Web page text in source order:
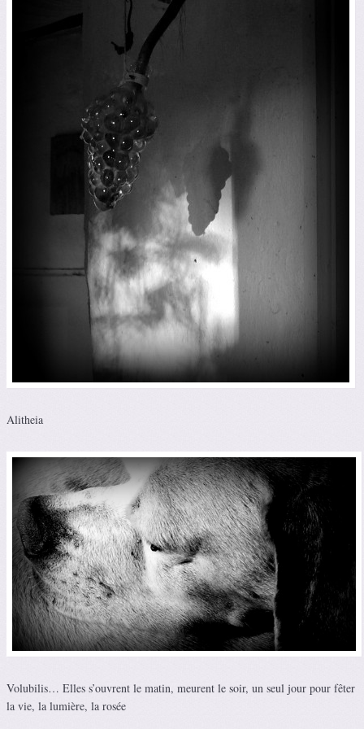
Alitheia
Volubilis… Elles s’ouvrent le matin, meurent le soir, un seul jour pour fêter
la vie, la lumière, la rosée